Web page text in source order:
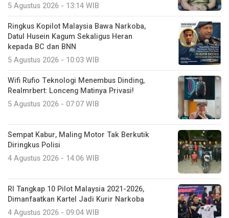
5 Agustus 2026 - 13:14 WIB
Ringkus Kopilot Malaysia Bawa Narkoba,
Datul Husein Kagum Sekaligus Heran
kepada BC dan BNN
5 Agustus 2026 - 10:03 WIB
Wifi Rufio Teknologi Menembus Dinding,
Realmrbert: Lonceng Matinya Privasi!
5 Agustus 2026 - 07:07 WIB
Sempat Kabur, Maling Motor Tak Berkutik
Diringkus Polisi
4 Agustus 2026 - 14:06 WIB
RI Tangkap 10 Pilot Malaysia 2021-2026,
Dimanfaatkan Kartel Jadi Kurir Narkoba
4 Agustus 2026 - 09:04 WIB